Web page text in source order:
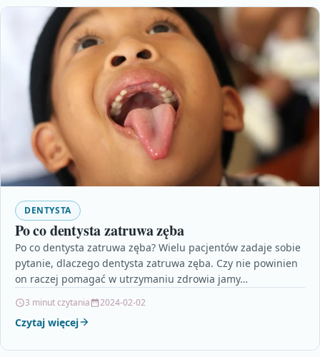
DENTYSTA
Po co dentysta zatruwa zęba
Po co dentysta zatruwa zęba? Wielu pacjentów zadaje sobie
pytanie, dlaczego dentysta zatruwa zęba. Czy nie powinien
on raczej pomagać w utrzymaniu zdrowia jamy…
3 minut czytania 2024-02-02
Czytaj więcej